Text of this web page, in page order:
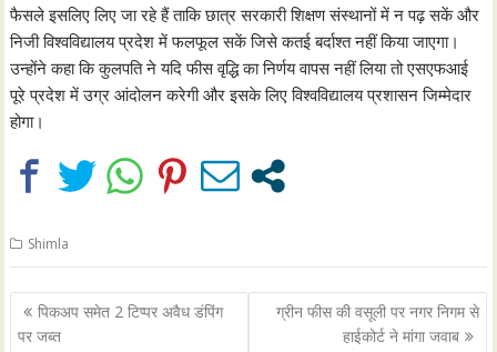
फैसले इसलिए लिए जा रहे हैं ताकि छात्र सरकारी शिक्षण संस्थानों में न पढ़ सकें और
निजी विश्वविद्यालय प्रदेश में फलफूल सकें जिसे कतई बर्दाश्त नहीं किया जाएगा।
उन्होंने कहा कि कुलपति ने यदि फीस वृद्धि का निर्णय वापस नहीं लिया तो एसएफआई
पूरे प्रदेश में उग्र आंदोलन करेगी और इसके लिए विश्वविद्यालय प्रशासन जिम्मेदार
होगा।
Shimla
Post
navigation
पिकअप समेत 2 टिप्पर अवैध डंपिंग
पर जब्त
ग्रीन फीस की वसूली पर नगर निगम से
हाईकोर्ट ने मांगा जवाब